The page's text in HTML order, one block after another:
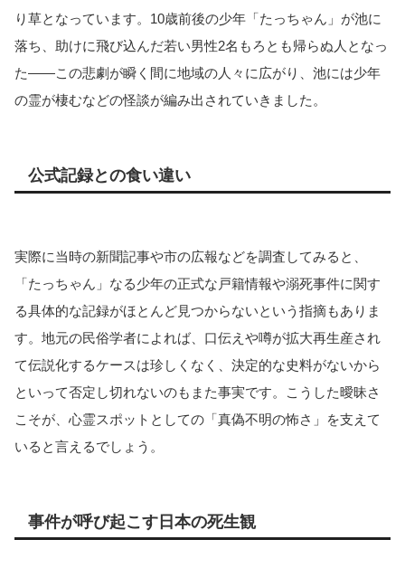
り草となっています。10歳前後の少年「たっちゃん」が池に
落ち、助けに飛び込んだ若い男性2名もろとも帰らぬ人となっ
た――この悲劇が瞬く間に地域の人々に広がり、池には少年
の霊が棲むなどの怪談が編み出されていきました。
公式記録との食い違い
実際に当時の新聞記事や市の広報などを調査してみると、
「たっちゃん」なる少年の正式な戸籍情報や溺死事件に関す
る具体的な記録がほとんど見つからないという指摘もありま
す。地元の民俗学者によれば、口伝えや噂が拡大再生産され
て伝説化するケースは珍しくなく、決定的な史料がないから
といって否定し切れないのもまた事実です。こうした曖昧さ
こそが、心霊スポットとしての「真偽不明の怖さ」を支えて
いると言えるでしょう。
事件が呼び起こす日本の死生観